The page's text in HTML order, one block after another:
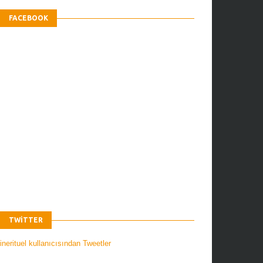
FACEBOOK
TWITTER
kullanıcısından Tweetler